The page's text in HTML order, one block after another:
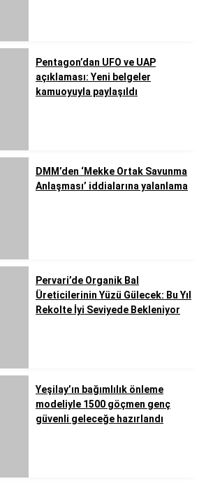
Pentagon’dan UFO ve UAP
açıklaması: Yeni belgeler
kamuoyuyla paylaşıldı
DMM’den ‘Mekke Ortak Savunma
Anlaşması’ iddialarına yalanlama
Pervari’de Organik Bal
Üreticilerinin Yüzü Gülecek: Bu Yıl
Rekolte İyi Seviyede Bekleniyor
Yeşilay’ın bağımlılık önleme
modeliyle 1500 göçmen genç
güvenli geleceğe hazırlandı